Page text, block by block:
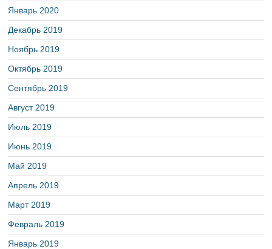
Январь 2020
Декабрь 2019
Ноябрь 2019
Октябрь 2019
Сентябрь 2019
Август 2019
Июль 2019
Июнь 2019
Май 2019
Апрель 2019
Март 2019
Февраль 2019
Январь 2019